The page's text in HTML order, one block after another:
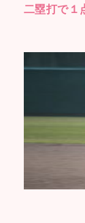
二塁打で１